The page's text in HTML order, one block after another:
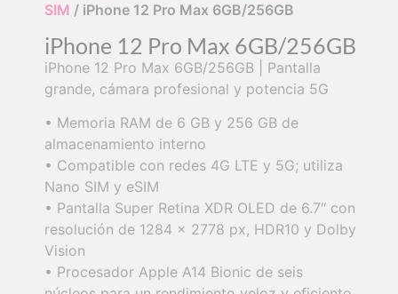
SIM / iPhone 12 Pro Max 6GB/256GB
iPhone 12 Pro Max 6GB/256GB
iPhone 12 Pro Max 6GB/256GB | Pantalla
grande, cámara profesional y potencia 5G
• Memoria RAM de 6 GB y 256 GB de
almacenamiento interno
• Compatible con redes 4G LTE y 5G; utiliza
Nano SIM y eSIM
• Pantalla Super Retina XDR OLED de 6.7″ con
resolución de 1284 x 2778 px, HDR10 y Dolby
Vision
• Procesador Apple A14 Bionic de seis